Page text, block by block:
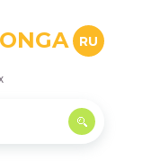
RU